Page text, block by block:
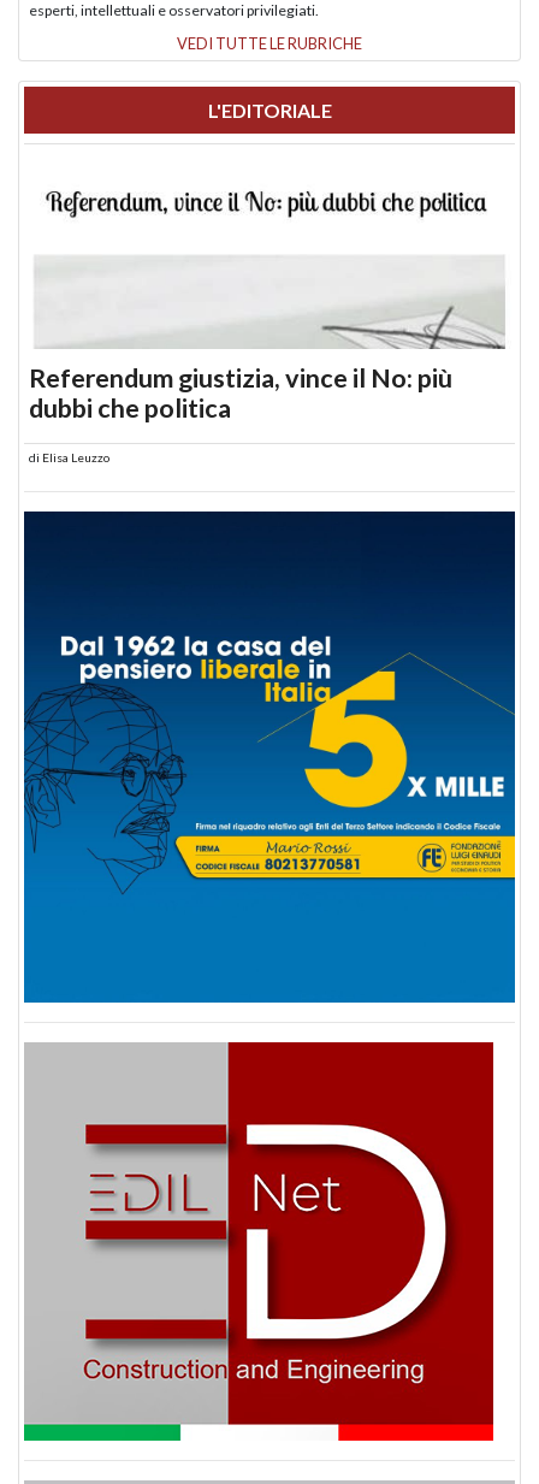
esperti, intellettuali e osservatori privilegiati.
VEDI TUTTE LE RUBRICHE
L'EDITORIALE
Referendum giustizia, vince il No: più
dubbi che politica
di Elisa Leuzzo